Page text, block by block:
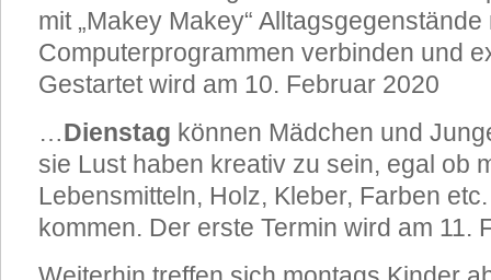
mit „Makey Makey“ Alltagsgegenstände
Computerprogrammen verbinden und
Gestartet wird am 10. Februar 2020
…Dienstag können Mädchen und
sie Lust haben kreativ zu sein, egal ob
Lebensmitteln, Holz, Kleber, Farben
kommen. Der erste Termin wird am 11.